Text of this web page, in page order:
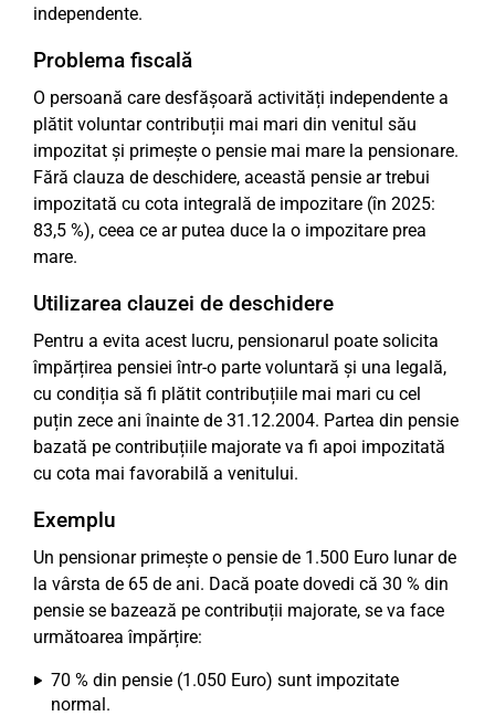
independente.
Problema fiscală
O persoană care desfășoară activități independente a
plătit voluntar contribuții mai mari din venitul său
impozitat și primește o pensie mai mare la pensionare.
Fără clauza de deschidere, această pensie ar trebui
impozitată cu cota integrală de impozitare (în 2025:
83,5 %), ceea ce ar putea duce la o impozitare prea
mare.
Utilizarea clauzei de deschidere
Pentru a evita acest lucru, pensionarul poate solicita
împărțirea pensiei într-o parte voluntară și una legală,
cu condiția să fi plătit contribuțiile mai mari cu cel
puțin zece ani înainte de 31.12.2004. Partea din pensie
bazată pe contribuțiile majorate va fi apoi impozitată
cu cota mai favorabilă a venitului.
Exemplu
Un pensionar primește o pensie de 1.500 Euro lunar de
la vârsta de 65 de ani. Dacă poate dovedi că 30 % din
pensie se bazează pe contribuții majorate, se va face
următoarea împărțire:
70 % din pensie (1.050 Euro) sunt impozitate
normal.